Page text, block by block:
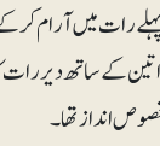
رات میں آرام
کے ساتھ دیر رات
انداز تھا۔